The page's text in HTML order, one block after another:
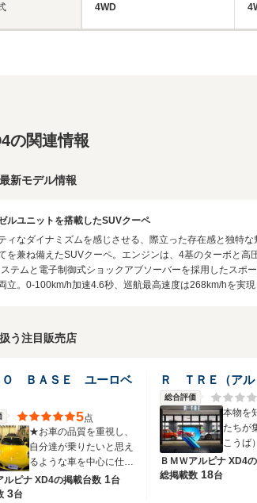
4WD
の関連情報
新モデル情報
ルユニットを搭載したSUVクーペ
ィなダイナミズムを感じさせる、際立った存在感と独特
を兼ね備えたSUVクーペ。エンジンは、4基のターボと
テムと電子制御式ショックアブソーバーを採用したスポ
立。0-100km/h加速4.6秒、巡航最高速度は268km/hを実
う注目販売店
Ｏ ＢＡＳＥ ユーロベ
5点
★お車の品質を重視し、
自分達が乗りたいと思え
るような車を中心に仕入
れします★
ルピナ XD4の掲載台数 1台
3台
Ｒ ＴＲＥ（アル
総合評価
本物を
たちが
こうば
ＢＭＷアルピナ XD4の
総掲載数 18台